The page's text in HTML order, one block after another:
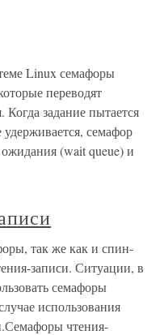
Linux семафоры
переводят
задание пытается
семафор
(wait queue) и
так же как и спин-
записи. Ситуации, в
семафоры
использования
чтения-